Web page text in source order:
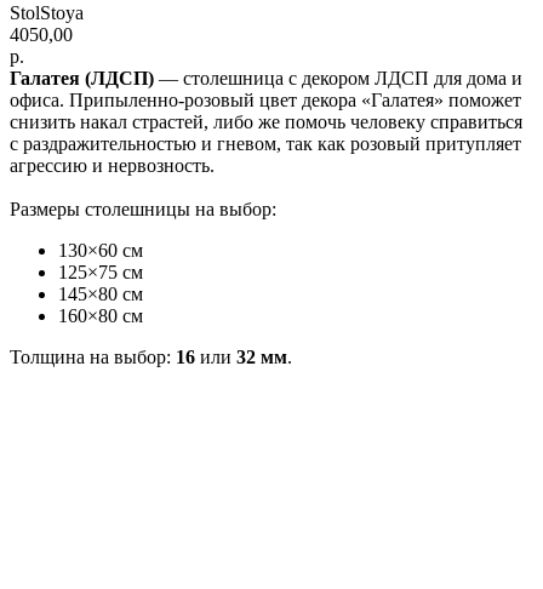
StolStoya
4050,00
р.
Галатея (ЛДСП) — столешница с декором ЛДСП для дома и
офиса. Припыленно-розовый цвет декора «Галатея» поможет
снизить накал страстей, либо же помочь человеку справиться
с раздражительностью и гневом, так как розовый притупляет
агрессию и нервозность.
Размеры столешницы на выбор:
130×60 см
125×75 см
145×80 см
160×80 см
Толщина на выбор: 16 или 32 мм.